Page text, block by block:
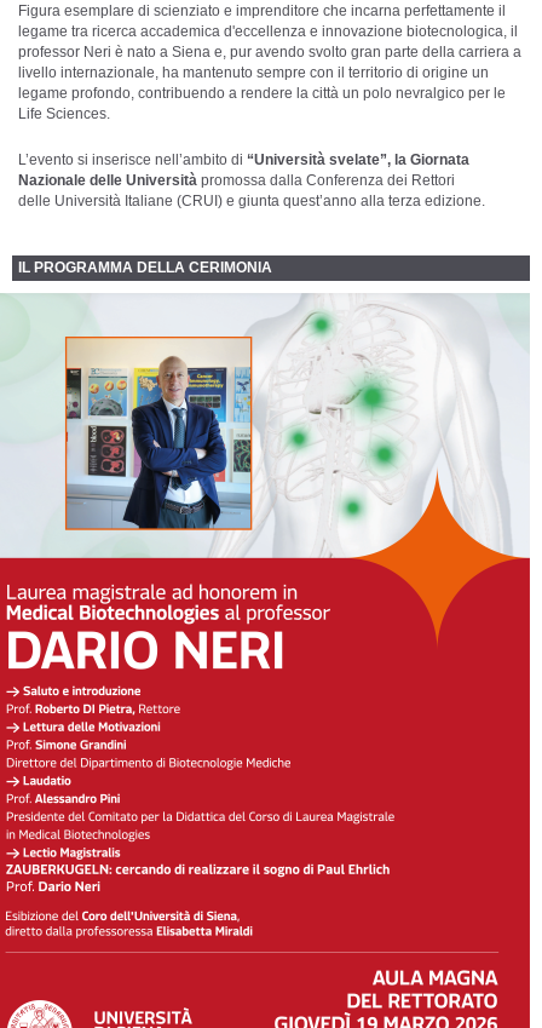
Figura esemplare di scienziato e imprenditore che incarna perfettamente il
legame tra ricerca accademica d'eccellenza e innovazione biotecnologica, il
professor Neri è nato a Siena e, pur avendo svolto gran parte della carriera a
livello internazionale, ha mantenuto sempre con il territorio di origine un
legame profondo, contribuendo a rendere la città un polo nevralgico per le
Life Sciences.
L’evento si inserisce nell’ambito di “Università svelate”, la Giornata
Nazionale delle Università promossa dalla Conferenza dei Rettori
delle Università Italiane (CRUI) e giunta quest’anno alla terza edizione.
IL PROGRAMMA DELLA CERIMONIA